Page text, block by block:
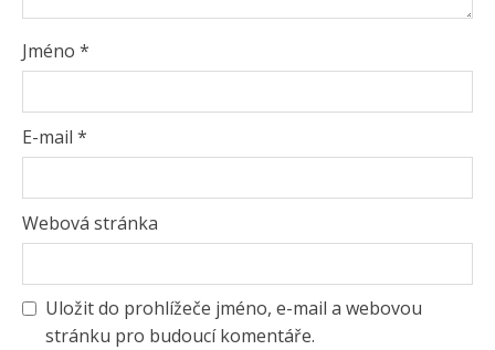
Jméno *
E-mail *
Webová stránka
Uložit do prohlížeče jméno, e-mail a webovou
stránku pro budoucí komentáře.